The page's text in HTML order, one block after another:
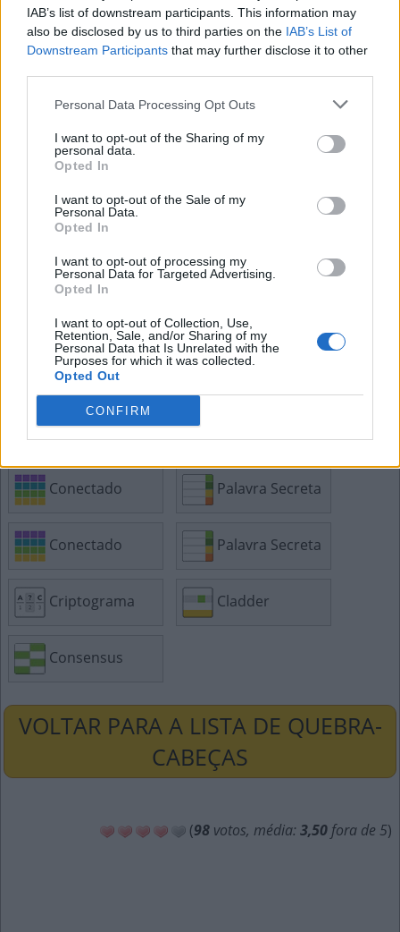
IAB’s list of downstream participants. This information may
also be disclosed by us to third parties on the IAB’s List of
Downstream Participants that may further disclose it to other
Personal Data Processing Opt Outs
I want to opt-out of the Sharing of my
personal data.
Opted In
I want to opt-out of the Sale of my
Personal Data.
Opted In
I want to opt-out of processing my
Personal Data for Targeted Advertising.
Opted In
I want to opt-out of Collection, Use,
Retention, Sale, and/or Sharing of my
Personal Data that Is Unrelated with the
Purposes for which it was collected.
Opted Out
CONFIRM
Criptograma Julho 7 2026
A P R E N D I A S E R O
M
X I M O P O S S Í
M I M M E S M O .
Mais respostas de quebra-cabeças:
Cruzadinha Mini
Senha Hashtag
Sudoku
Caça Palavras
Conectado Palavra Secreta
Conectado Palavra Secreta
Criptograma Cladder
Consensus
VOLTAR PARA A LISTA DE QUEBRA-
CABEÇAS
(98 votos, média: 3,50 fora de 5)